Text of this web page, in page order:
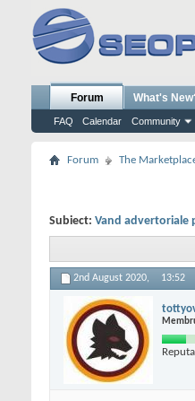
Forum
FAQ Calendar Community
What's
Forum The
Subiect: Vand advertoriale
2nd August 2020, 13:52